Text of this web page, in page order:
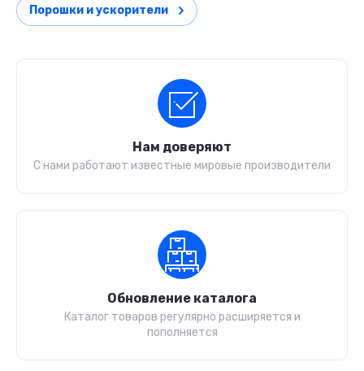
Порошки и ускорители
Нам доверяют
С нами работают известные мировые производители
Обновление каталога
Каталог товаров регулярно расширяется и
пополняется